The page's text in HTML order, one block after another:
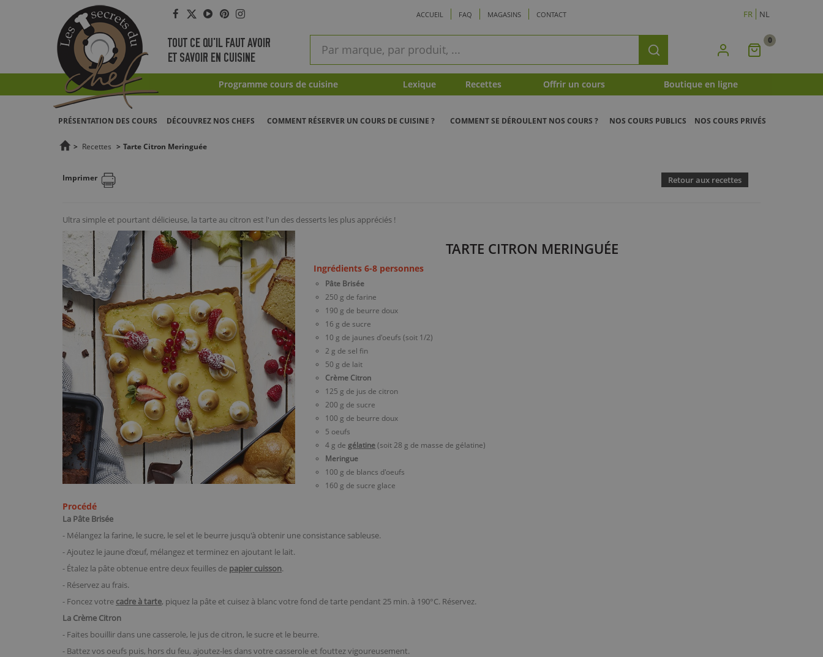
Facebook
Twitter
YouTube
Pinterest
Instagram ACCUEIL FAQ MAGASINS CONTACT FR NL
TOUT CE QU'IL FAUT AVOIR
ET SAVOIR EN CUISINE
rapide
Rechercher Mon
0
Programme cours de cuisine Lexique Recettes Offrir un cours Boutique en ligne
PRÉSENTATION DES COURS DÉCOUVREZ NOS CHEFS COMMENT RÉSERVER UN COURS DE CUISINE ? COMMENT SE DÉROULENT NOS COURS ? NOS COURS PUBLICS NOS COURS PRIVÉS
> Recettes > Tarte Citron Meringuée
Imprimer Retour aux recettes
Ultra simple et pourtant délicieuse, la tarte au citron est l'un des desserts les plus appréciés !
TARTE CITRON MERINGUÉE
Ingrédients 6-8 personnes
Pâte Brisée
250 g de farine
190 g de beurre doux
16 g de sucre
10 g de jaunes d'oeufs (soit 1/2)
2 g de sel fin
50 g de lait
Crème Citron
125 g de jus de citron
200 g de sucre
100 g de beurre doux
5 oeufs
4 g de gélatine(soit 28 g de masse de gélatine)
Meringue
100 g de blancs d'oeufs
160 g de sucre glace
Procédé
La Pâte Brisée
- Mélangez la farine, le sucre, le sel et le beurre jusqu'à obtenir une consistance sableuse.
- Ajoutez le jaune d’œuf, mélangez et terminez en ajoutant le lait.
- Étalez la pâte obtenue entre deux feuilles de papier cuisson.
- Réservez au frais.
- Foncez votre cadre à tarte, piquez la pâte et cuisez à blanc votre fond de tarte pendant 25 min. à 190°C. Réservez.
La Crème Citron
- Faites bouillir dans une casserole, le jus de citron, le sucre et le beurre.
- Battez vos oeufs puis, hors du feu, ajoutez-les dans votre casserole et fouttez vigoureusement.